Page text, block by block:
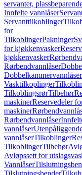
servanter,
Innfelte vannlåser
Servanttilkoblinger
for
TilkoblingerPakninger
for kjøkkenvasker
kjøkkenvasker
Rørbendvannlåser
Dobbelkammervannlåser
Vasktilkoplinger
TilkoblingsrørTilbehør
maskinerReservedeler
maskiner
Rørbendvannlåser
vannlåser
vannlåserTilkoblinger
TilkoblingerTilbehør
Avløpssett for
Vannlåser
Tilslutningsbender